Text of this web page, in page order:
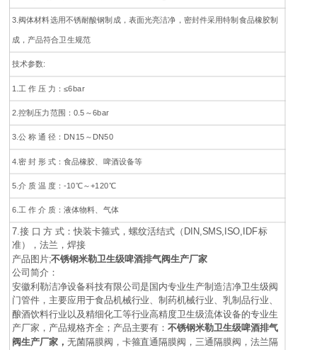
3.阀体材料选用不锈耐酸钢制成，表面光亮洁净，密封件采用特制食品橡胶制
成，产品符合卫生规范
技术参数:
1.工 作 压 力：≤6bar
2.控制压力范围：0.5～6bar
3.公 称 通 径：DN15～DN50
4.密 封 形 式：食品橡胶、啤酒设备等
5.介 质 温 度：-10℃～+120℃
6.工 作 介 质：液体物料、气体
7.接 口 方 式：快装卡箍式，螺纹活结式（DIN,SMS,ISO,IDF标
准），法兰，焊接
产品图片;不锈钢米勒卫生级啤酒排气阀生产厂家
公司简介：
安徽利勒洁净设备科技有限公司 是 国内专业生产制造洁净卫生级阀
门管件，主要应用于食品机械行业、制药机械行业、乳制品行业、
酿酒饮料行业以及精细化工等行业高精度卫生级流体设备的专业生
产厂家， 产品规格齐全；产品主要有：不锈钢米勒卫生级啤酒排气
阀生产厂家，无菌隔膜阀 ， 卡箍直通隔膜阀，三通隔膜阀，法兰隔